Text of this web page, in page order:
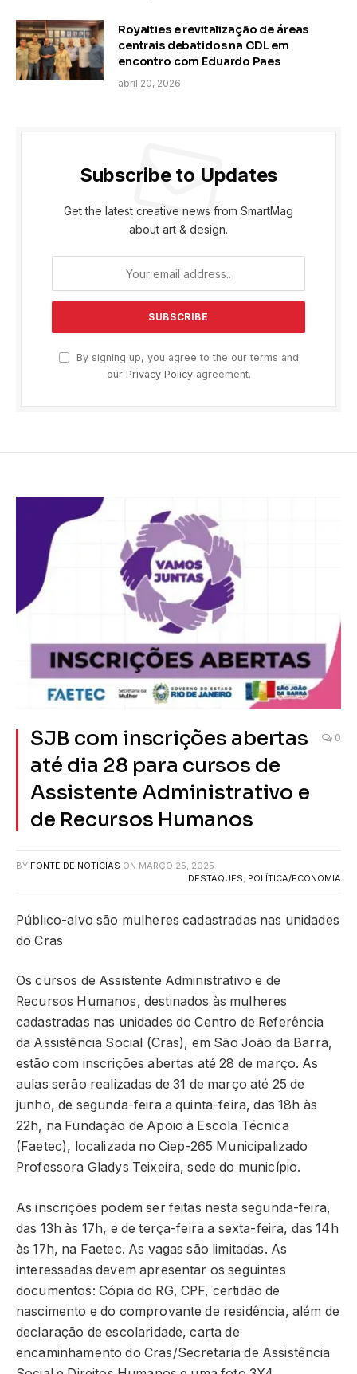
Royalties e revitalização de áreas
centrais debatidos na CDL em
encontro com Eduardo Paes
abril 20, 2026
Subscribe to Updates
Get the latest creative news from SmartMag
about art & design.
By signing up, you agree to the our terms and
our Privacy Policyagreement.
SJB com inscrições abertas
até dia 28 para cursos de
Assistente Administrativo e
de Recursos Humanos
0
BY FONTE DE NOTICIAS ON MARÇO 25, 2025
DESTAQUES POLÍTICA/ECONOMIA
Público-alvo são mulheres cadastradas nas unidades
do Cras
Os cursos de Assistente Administrativo e de
Recursos Humanos, destinados às mulheres
cadastradas nas unidades do Centro de Referência
da Assistência Social (Cras), em São João da Barra,
estão com inscrições abertas até 28 de março. As
aulas serão realizadas de 31 de março até 25 de
junho, de segunda-feira a quinta-feira, das 18h às
22h, na Fundação de Apoio à Escola Técnica
(Faetec), localizada no Ciep-265 Municipalizado
Professora Gladys Teixeira, sede do município.
As inscrições podem ser feitas nesta segunda-feira,
das 13h às 17h, e de terça-feira a sexta-feira, das 14h
às 17h, na Faetec. As vagas são limitadas. As
interessadas devem apresentar os seguintes
documentos: Cópia do RG, CPF, certidão de
nascimento e do comprovante de residência, além de
declaração de escolaridade, carta de
encaminhamento do Cras/Secretaria de Assistência